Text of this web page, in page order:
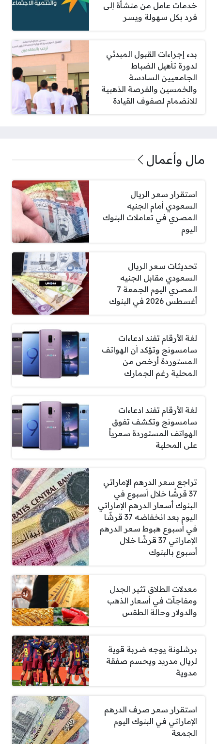
خدمات عامل من منشأة إلى
فرد بكل سهولة ويسر
بدء إجراءات القبول المبدئي
لدورة تأهيل الضباط
الجامعيين السادسة
والخمسين والفرصة الذهبية
للانضمام لصفوف القيادة
مال وأعمال
استقرار سعر الريال
السعودي أمام الجنيه
المصري في تعاملات البنوك
اليوم
تحديثات سعر الريال
السعودي مقابل الجنيه
المصري اليوم الجمعة 7
أغسطس 2026 في البنوك
لغة الأرقام تفند ادعاءات
سامسونج وتؤكد أن الهواتف
المستوردة أرخص من
المحلية رغم الجمارك
لغة الأرقام تفند ادعاءات
سامسونج وتكشف تفوق
الهواتف المستوردة سعرياً
على المحلية
تراجع سعر الدرهم الإماراتي
37 قرشًا خلال أسبوع في
البنوك أسعار الدرهم الإماراتي
اليوم بعد انخفاضه 37 قرشًا
في أسبوع هبوط سعر الدرهم
الإماراتي 37 قرشًا خلال
أسبوع بالبنوك
معدلات الطلاق تثير الجدل
ومفاجآت في أسعار الذهب
والدولار وحالة الطقس
برشلونة يوجه ضربة قوية
لريال مدريد ويحسم صفقة
مدوية
استقرار سعر صرف الدرهم
الإماراتي في البنوك اليوم
الجمعة